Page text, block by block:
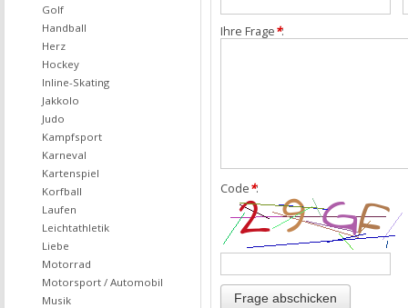
Ihre Frage*:
Code*:
Golf
Handball
Herz
Hockey
Inline-Skating
Jakkolo
Judo
Kampfsport
Karneval
Kartenspiel
Korfball
Laufen
Leichtathletik
Liebe
Motorrad
Motorsport / Automobil
Musik